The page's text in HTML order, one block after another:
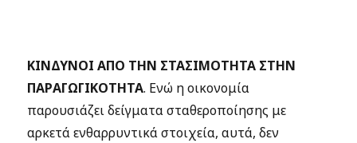
ΚΙΝΔΥΝΟΙ ΑΠΟ ΤΗΝ ΣΤΑΣΙΜΟΤΗΤΑ ΣΤΗΝ
ΠΑΡΑΓΩΓΙΚΟΤΗΤΑ. Ενώ η οικονομία
παρουσιάζει δείγματα σταθεροποίησης με
αρκετά ενθαρρυντικά στοιχεία, αυτά, δεν